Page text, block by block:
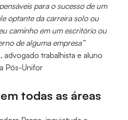
para o sucesso de um
optante da carreira solo ou
caminho em um escritório ou
de alguma empresa”
, advogado trabalhista e aluno
Pós-Unifor
todas as áreas